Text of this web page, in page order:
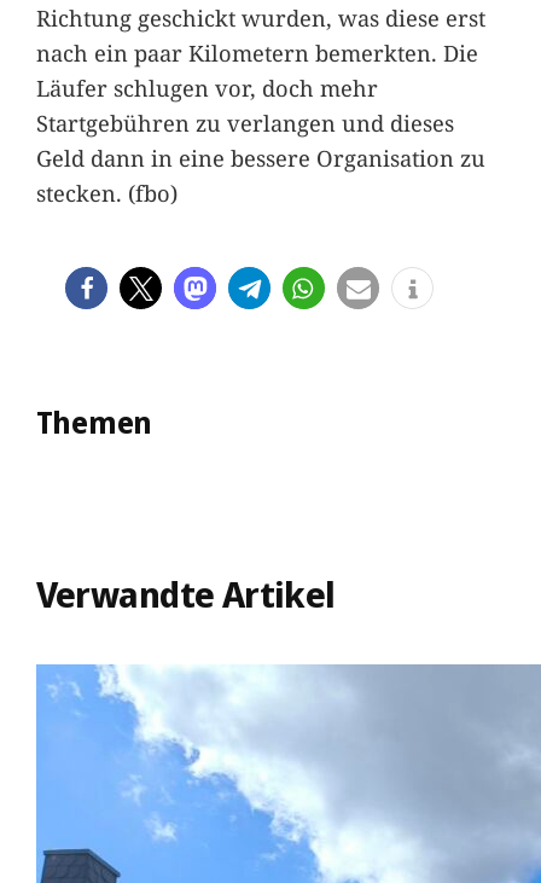
Richtung geschickt wurden, was diese erst
nach ein paar Kilometern bemerkten. Die
Läufer schlugen vor, doch mehr
Startgebühren zu verlangen und dieses
Geld dann in eine bessere Organisation zu
stecken. (fbo)
Themen
Verwandte Artikel